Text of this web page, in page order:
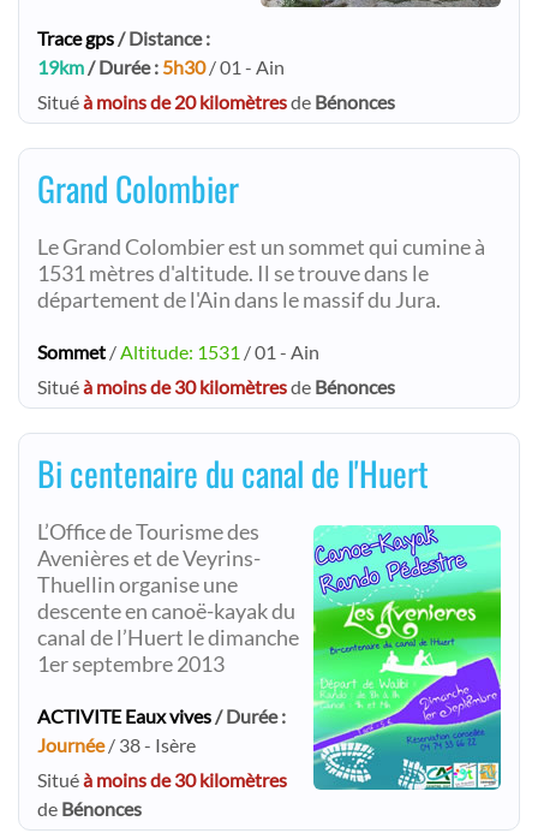
Trace gps/ Distance :
19km/ Durée : 5h30/ 01 - Ain
Situéà moins de 20 kilomètresde Bénonces
Grand Colombier
Le Grand Colombier est un sommet qui cumine à
1531 mètres d'altitude. Il se trouve dans le
département de l'Ain dans le massif du Jura.
Sommet /Altitude: 1531 / 01 - Ain
Situéà moins de 30 kilomètresde Bénonces
Bi centenaire du canal de l'Huert
L’Office de Tourisme des
Avenières et de Veyrins-
Thuellin organise une
descente en canoë-kayak du
canal de l’Huert le dimanche
1er septembre 2013
ACTIVITE Eaux vives/ Durée :
Journée/ 38 - Isère
Situéà moins de 30 kilomètres
de Bénonces